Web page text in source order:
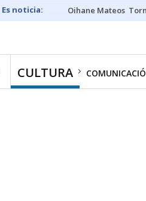
Oihane Mateos
CULTURA